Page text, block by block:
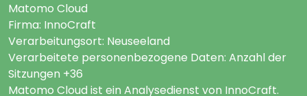
Matomo Cloud
Firma: InnoCraft
Verarbeitungsort: Neuseeland
Verarbeitete personenbezogene Daten: Anzahl der
Sitzungen +36
Matomo Cloud ist ein Analysedienst von InnoCraft.